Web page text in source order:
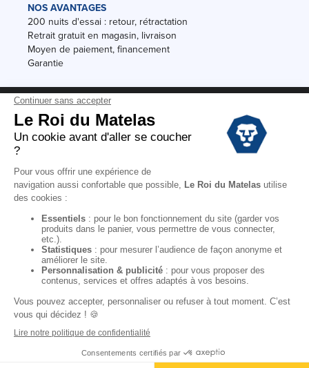
NOS AVANTAGES
200 nuits d'essai : retour, rétractation
Retrait gratuit en magasin, livraison
Moyen de paiement, financement
Garantie
Conditions des offres
Black Friday
Destockage
Conditions Générales de vente magasin
Mentions Légales
Données personnelles
Codes promo Le Roi du Matelas
Copyright © 2022. All rights reserved.